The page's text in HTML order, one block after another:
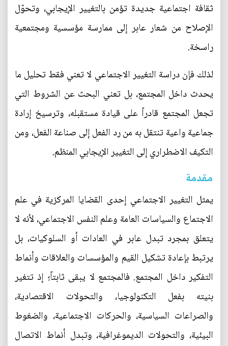
ثقافة اجتماعية جديدة تؤمن بالتغيير الإيجابي، وتحوّل
الإصلاح من شعار عابر إلى ممارسة مؤسسية ومجتمعية
راسخة.
لذلك فإن دراسة التغيير الاجتماعي لا تعني فقط تحليل ما
يحدث داخل المجتمع، بل تعني البحث عن الشروط التي
تجعل المجتمع قادراً على قيادة مستقبله، وترسيخ إرادة
جماعية واعية تنتقل به من رد الفعل إلى صناعة الفعل، ومن
التكيف الاضطراري إلى التغيير الإيجابي المنظم.
مقدمة
يمثل التغيير الاجتماعي إحدى القضايا المركزية في علم
الاجتماع والسياسات العامة وعلم النفس الاجتماعي، لأنه لا
يتعلق بمجرد تبدل عابر في العادات أو السلوكيات، بل
يرتبط بإعادة تشكيل القيم والمؤسسات والعلاقات وأنماط
التفكير داخل المجتمع. فالمجتمع لا يبقى ثابتاً؛ إذ تتغير
بنيته بفعل التكنولوجيا، والتحولات الاقتصادية،
والصراعات السياسية، والحركات الاجتماعية، والضغوط
البيئية، والتحولات الديموغرافية، وتبدل أنماط الاتصال